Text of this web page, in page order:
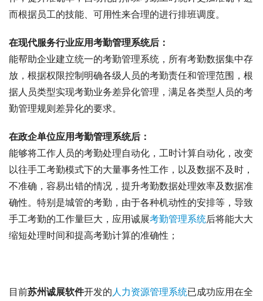
而根据员工的技能、可用性来合理的进行排班调度。
在现代服务行业应用考勤管理系统后：
能帮助企业建立统一的考勤管理系统，所有考勤数据集中存
放，根据权限控制明确各级人员的考勤责任和管理范围，根
据人员类型实现考勤业务差异化管理，满足各类型人员的考
勤管理规则差异化的要求。
在政企单位应用考勤管理系统后：
能够将工作人员的考勤处理自动化，工时计算自动化，改变
以往手工考勤模式下的大量事务性工作，以及数据不及时，
不准确，容易出错的情况，提升考勤数据处理效率及数据准
确性。特别是城管的考勤，由于各种机动性的安排等，导致
手工考勤的工作量巨大，应用诚展考勤管理系统后将能大大
缩短处理时间和提高考勤计算的准确性；
目前苏州诚展软件开发的 人力资源管理系统已成功应用在全